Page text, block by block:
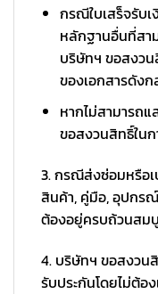
กรณีใบเสร็จรับ
หลักฐานอื่นที่สา
บริษัทฯ ขอสงวน
ของเอกสารดังก
หากไม่สามารถ
ขอสงวนสิทธิ์ใน
3. กรณีส่งซ่อมหรือ
สินค้า, คู่มือ, อุปกร
ต้องอยู่ครบถ้วนส
4. บริษัทฯ ขอสงวน
รับประกันโดยไม่ต้อ